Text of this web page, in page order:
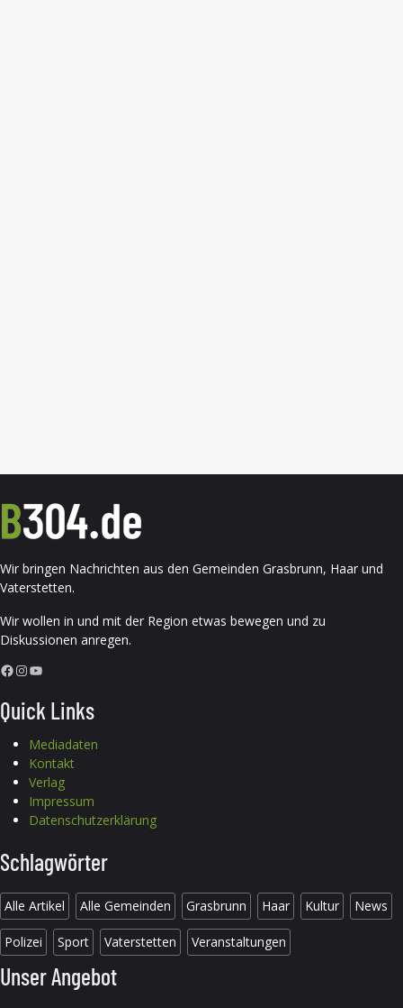
Wir bringen Nachrichten aus den Gemeinden Grasbrunn, Haar und
Vaterstetten.
Wir wollen in und mit der Region etwas bewegen und zu
Diskussionen anregen.
Facebook InstagramYouTube
Quick Links
Mediadaten
Kontakt
Verlag
Impressum
Datenschutzerklärung
Schlagwörter
Alle Artikel Alle Gemeinden Grasbrunn Haar Kultur News
Polizei Sport Vaterstetten Veranstaltungen
Unser Angebot